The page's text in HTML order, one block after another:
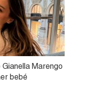
Marengo
bebé